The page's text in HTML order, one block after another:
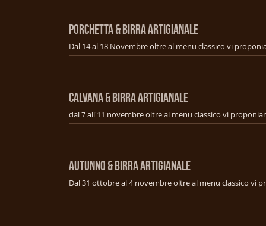
PORCHETTA & BIRRA ARTIGIANALE
CALVANA & BIRRA ARTIGIANALE
AUTUNNO & BIRRA ARTIGIANALE